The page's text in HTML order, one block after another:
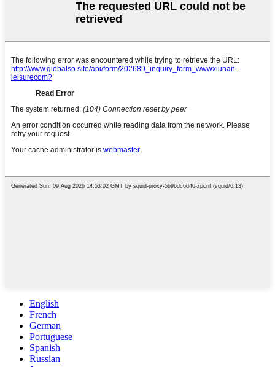
English
French
German
Portuguese
Spanish
Russian